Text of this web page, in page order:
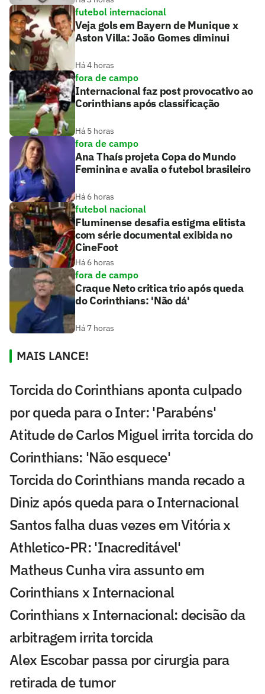
futebol internacional
Veja gols em Bayern de Munique x
Aston Villa: João Gomes diminui
Há 4 horas
fora de campo
Internacional faz post provocativo ao
Corinthians após classificação
Há 5 horas
fora de campo
Ana Thaís projeta Copa do Mundo
Feminina e avalia o futebol brasileiro
Há 6 horas
futebol nacional
Fluminense desafia estigma elitista
com série documental exibida no
CineFoot
Há 6 horas
fora de campo
Craque Neto critica trio após queda
do Corinthians: 'Não dá'
Há 7 horas
MAIS LANCE!
Torcida do Corinthians aponta culpado
por queda para o Inter: 'Parabéns'
Atitude de Carlos Miguel irrita torcida do
Corinthians: 'Não esquece'
Torcida do Corinthians manda recado a
Diniz após queda para o Internacional
Santos falha duas vezes em Vitória x
Athletico-PR: 'Inacreditável'
Matheus Cunha vira assunto em
Corinthians x Internacional
Corinthians x Internacional: decisão da
arbitragem irrita torcida
Alex Escobar passa por cirurgia para
retirada de tumor